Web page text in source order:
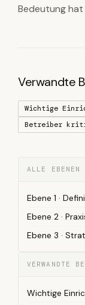
Bedeutung
Verwandte
Wichtige
Betreiber
ALLE EBENEN
Ebene 1 ·
Ebene 2 ·
Ebene 3 ·
VERWANDTE
Wichtige